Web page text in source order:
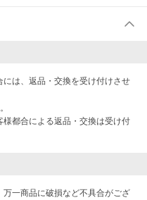
は、返品・交換を受け付けさせ
都合による返品・交換は受け付
一商品に破損など不具合がござ